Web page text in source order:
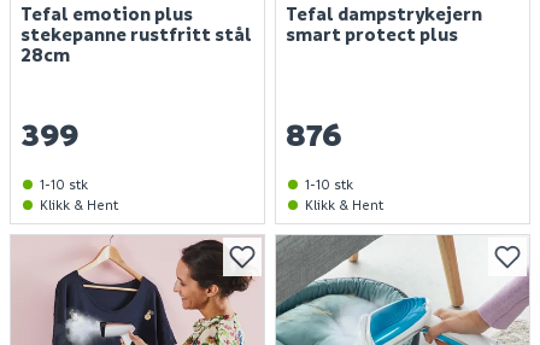
Tefal emotion plus
stekepanne rustfritt stål
28cm
399
1-10 stk
Klikk & Hent
Tefal dampstrykejern
smart protect plus
876
1-10 stk
Klikk & Hent